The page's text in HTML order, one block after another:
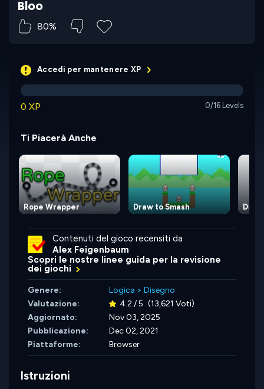
Bloo
80%
Accedi per mantenere XP
0 XP 0/16 Levels
Ti Piacerà Anche
Rope Wrapper Draw to Smash
Contenuti del gioco recensiti da
Alex Feigenbaum
Scopri le nostre linee guida per la revisione
dei giochi
Genere: Logica > Disegno
Valutazione:
4.2 / 5 (13,621 Voti)
Aggiornato:
Nov 03, 2025
Pubblicazione:
Dec 02, 2021
Piattaforme:
Browser
Istruzioni